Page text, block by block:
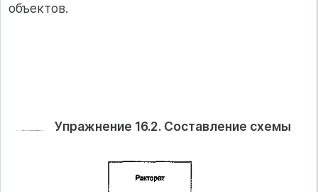
объектов.
Упражнение 16.2. Составление схемы